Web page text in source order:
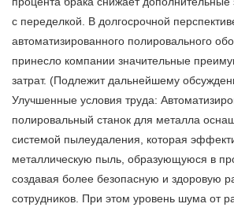
с переделкой. В долгосрочной
автоматизированного полировального
принесло компании значительные
затрат. (Подлежит дальнейшему
Улучшенные условия труда:
полировальный станок для металла
системой пылеудаления, которая
металлическую пыль, образующуюся в
создавая более безопасную и здоровую
сотрудников. При этом уровень шума от